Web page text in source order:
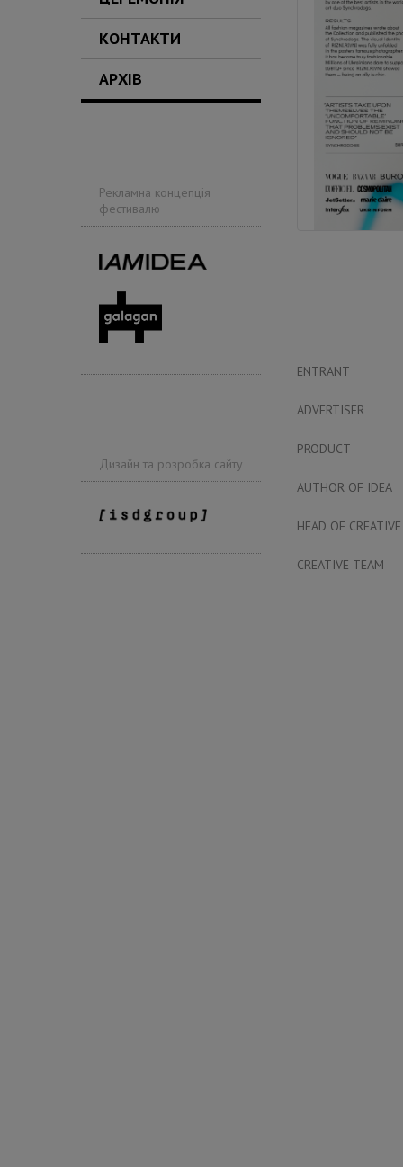
КОНТАКТИ
АРХІВ
Рекламна концепція
фестивалю
Дизайн та розробка сайту
ENTRANT
ADVERTISER
PRODUCT
AUTHOR OF IDEA
HEAD OF CREATIVE
CREATIVE TEAM